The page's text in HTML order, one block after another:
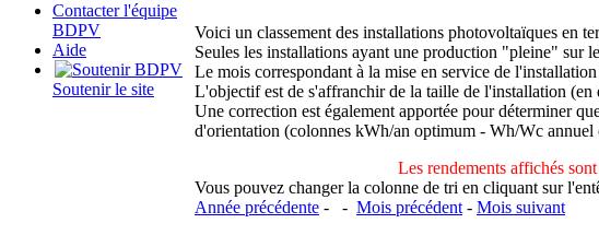
Contacter l'équipe
BDPV
Aide
Soutenir le site
Voici un classement des installations photovoltaïques en
Seules les installations ayant une production "pleine" sur
Le mois correspondant à la mise en service de
L'objectif est de s'affranchir de la taille de l'installation
Une correction est également apportée pour déterminer
d'orientation (colonnes kWh/an optimum - Wh/Wc
Les rendements affichés
Vous pouvez changer la colonne de tri en cliquant sur
Année précédente - - Mois précédent - Mois suivant